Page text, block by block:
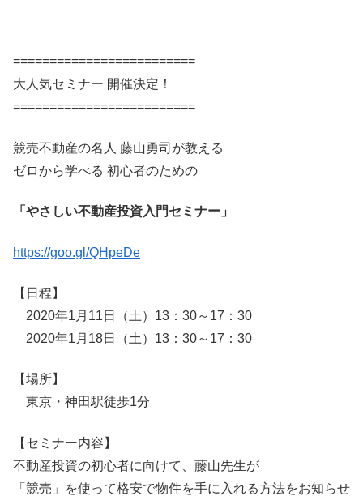
=========================
大人気セミナー 開催決定！
=========================
競売不動産の名人 藤山勇司が教える
ゼロから学べる 初心者のための
「やさしい不動産投資入門セミナー」
https://goo.gl/QHpeDe
【日程】
2020年1月11日（土）13：30～17：30
2020年1月18日（土）13：30～17：30
【場所】
東京・神田駅徒歩1分
【セミナー内容】
不動産投資の初心者に向けて、藤山先生が
「競売」を使って格安で物件を手に入れる方法をお知らせ